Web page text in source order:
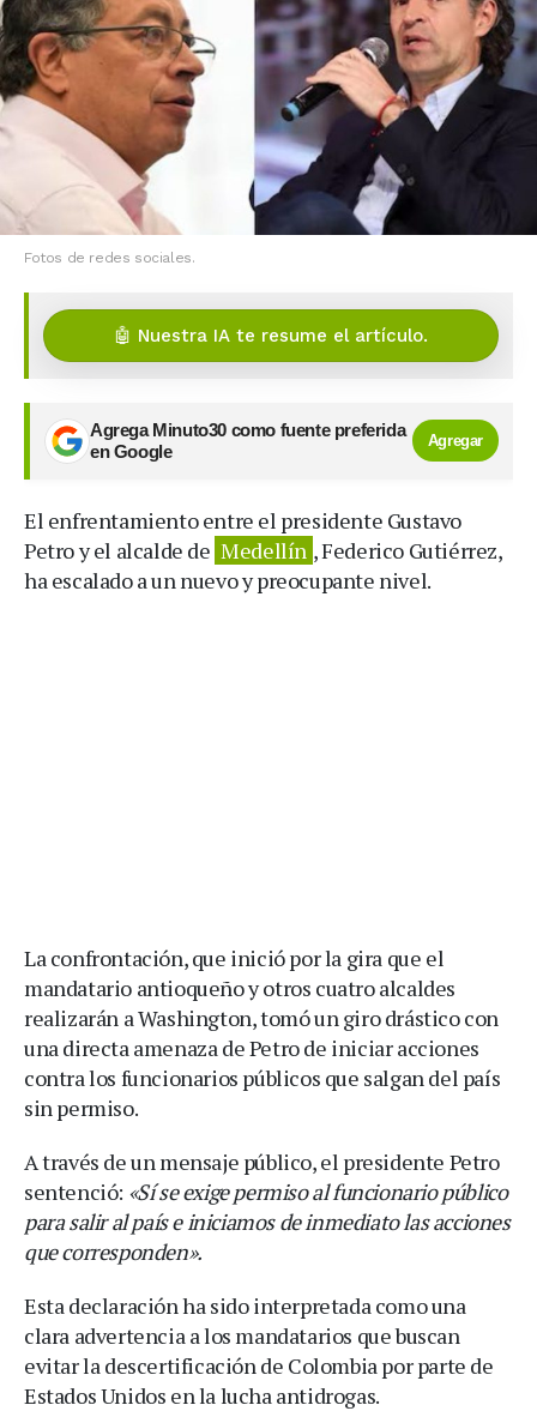
Fotos de redes sociales.
🤖 Nuestra IA te resume el artículo.
Agrega Minuto30 como fuente preferida
en Google
Agregar
El enfrentamiento entre el presidente Gustavo
Petro y el alcalde de Medellín , Federico Gutiérrez,
ha escalado a un nuevo y preocupante nivel.
La confrontación, que inició por la gira que el
mandatario antioqueño y otros cuatro alcaldes
realizarán a Washington, tomó un giro drástico con
una directa amenaza de Petro de iniciar acciones
contra los funcionarios públicos que salgan del país
sin permiso.
A través de un mensaje público, el presidente Petro
sentenció: «Sí se exige permiso al funcionario público
para salir al país e iniciamos de inmediato las acciones
que corresponden».
Esta declaración ha sido interpretada como una
clara advertencia a los mandatarios que buscan
evitar la descertificación de Colombia por parte de
Estados Unidos en la lucha antidrogas.